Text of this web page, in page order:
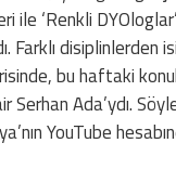
ile ‘Renkli
Farklı disiplinlerden
bu haftaki
Serhan Ada’ydı.
YouTube